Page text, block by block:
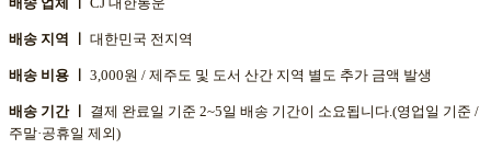
배송 지역 ㅣ 대한민국 전지역
배송 비용 ㅣ 3,000원 / 제주도 및 도서 산간 지역 별도 추가 금액 발생
배송 기간 ㅣ 결제 완료일 기준 2~5일 배송 기간이 소요됩니다.(영업일 기준 /
주말·공휴일 제외)